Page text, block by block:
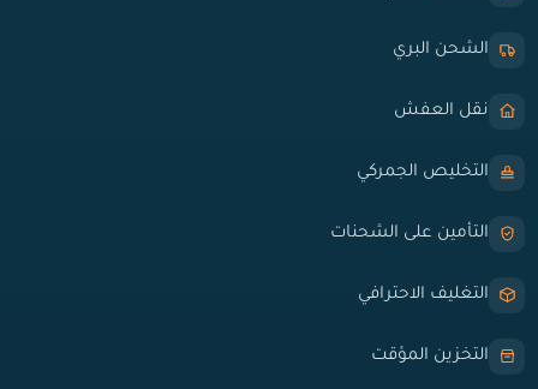
الشحن البري
نقل العفش
التخليص الجمركي
التأمين على الشحنات
التغليف الاحترافي
التخزين المؤقت